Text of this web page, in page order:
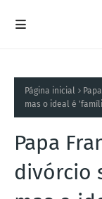
Página inicial
mas o ideal é
Papa
divórcio